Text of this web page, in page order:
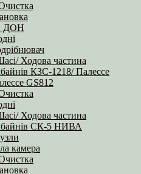
ДОН
Ходова частина
КЗС-1218/ Палессе
GS812
Ходова частина
СК-5 НИВА
камера